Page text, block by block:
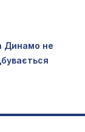
Динамо не